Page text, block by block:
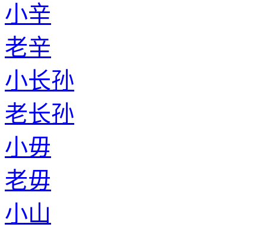
小辛
老辛
小长孙
老长孙
小毋
老毋
小山